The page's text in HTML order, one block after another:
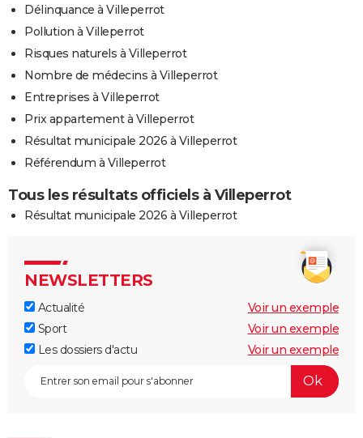
Délinquance à Villeperrot
Pollution à Villeperrot
Risques naturels à Villeperrot
Nombre de médecins à Villeperrot
Entreprises à Villeperrot
Prix appartement à Villeperrot
Résultat municipale 2026 à Villeperrot
Référendum à Villeperrot
Tous les résultats officiels à Villeperrot
Résultat municipale 2026 à Villeperrot
NEWSLETTERS
Actualité
Voir un exemple
Sport
Voir un exemple
Les dossiers d'actu
Voir un exemple